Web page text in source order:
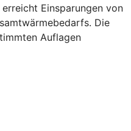
Einsparungen von
Die
Auflagen